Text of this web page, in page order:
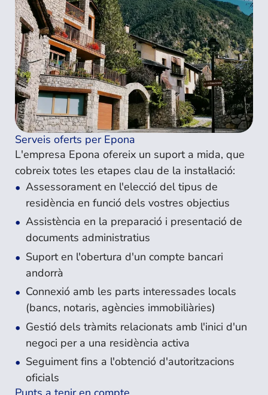
Serveis oferts per Epona
L'empresa Epona ofereix un suport a mida, que
cobreix totes les etapes clau de la instal·lació:
Assessorament en l'elecció del tipus de
residència en funció dels vostres objectius
Assistència en la preparació i presentació de
documents administratius
Suport en l'obertura d'un compte bancari
andorrà
Connexió amb les parts interessades locals
(bancs, notaris, agències immobiliàries)
Gestió dels tràmits relacionats amb l'inici d'un
negoci per a una residència activa
Seguiment fins a l'obtenció d'autoritzacions
oficials